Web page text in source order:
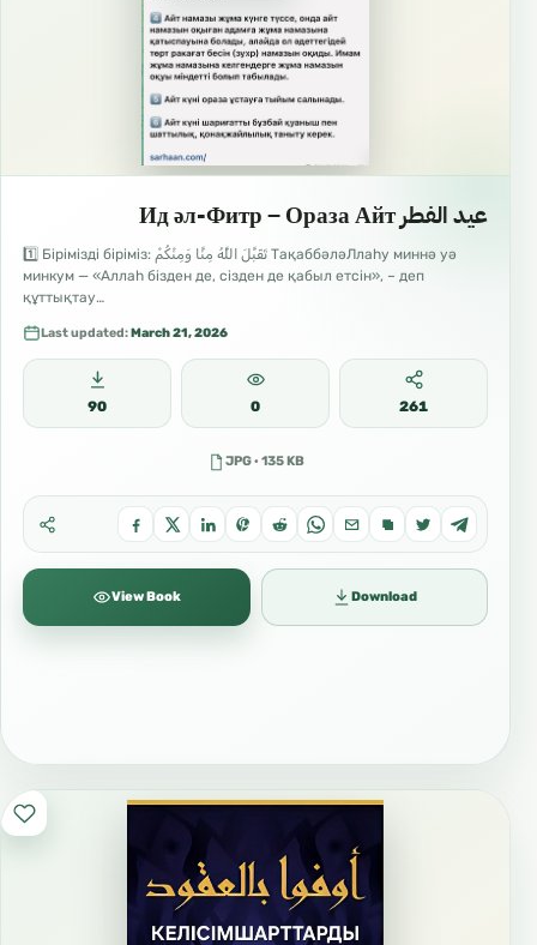
عيد الفطر Ид әл-Фитр – Ораза Айт
1️⃣ Бірімізді біріміз: تَقَبَّلَ اللَّهُ مِنَّا وَمِنْكُمْ ТақаббәләЛлаһу миннә уә
минкум — «Аллаһ бізден де, сізден де қабыл етсін», – деп
құттықтау…
Last updated:March 21, 2026
90 0 261
JPG · 135 KB
View Book Download